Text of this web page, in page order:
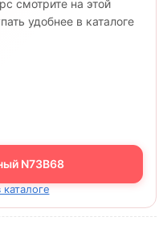
смотрите на этой
удобнее в каталоге
N73B68